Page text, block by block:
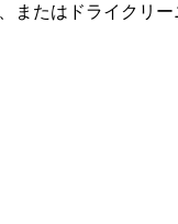
またはドライクリ